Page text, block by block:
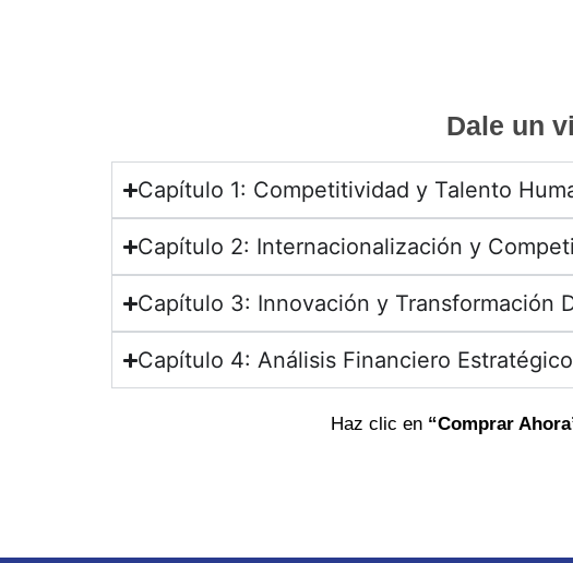
Dale un
Capítulo 1: Competitividad y Talento
Capítulo 2: Internacionalización y
Capítulo 3: Innovación y Transformación
Capítulo 4: Análisis Financiero Estratégico
Haz clic en “Comprar